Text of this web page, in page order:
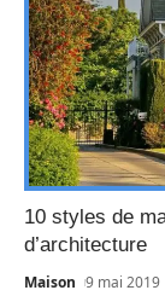
10 styles de
d’architecture
Maison 9 mai 2019